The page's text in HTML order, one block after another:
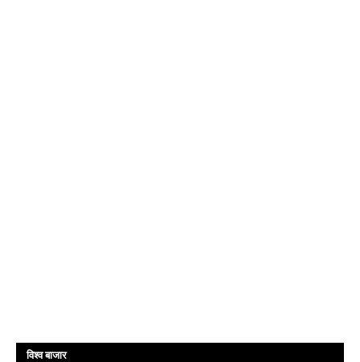
विश्व बाजार